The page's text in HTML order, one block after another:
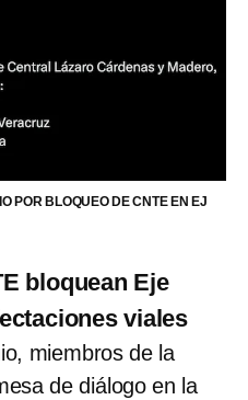
POR BLOQUEO DE CNTE EN EJ
bloquean Eje
viales
miembros de la
de diálogo en la